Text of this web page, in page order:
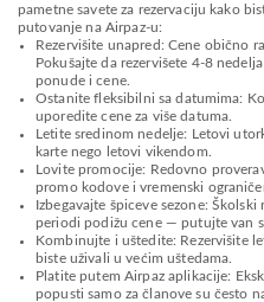
pametne savete za rezervaciju kako
putovanje na Airpaz-u:
Rezervišite unapred: Cene obično
Pokušajte da rezervišete 4-8
ponude i cene.
Ostanite fleksibilni sa datumima:
uporedite cene za više datuma.
Letite sredinom nedelje: Letovi
karte nego letovi vikendom.
Lovite promocije: Redovno
promo kodove i vremenski
Izbegavajte špiceve sezone:
periodi podižu cene — putujte van
Kombinujte i uštedite: Rezervišite
biste uživali u većim uštedama.
Platite putem Airpaz aplikacije:
popusti samo za članove su često